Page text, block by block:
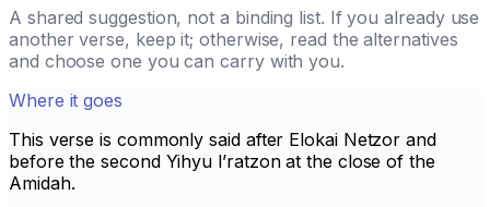
A shared suggestion, not a binding list. If you already use
another verse, keep it; otherwise, read the alternatives
and choose one you can carry with you.
Where it goes
This verse is commonly said after Elokai Netzor and
before the second Yihyu l’ratzonat the close of the
Amidah.